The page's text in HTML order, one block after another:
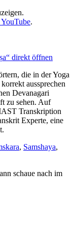
.
direkt öffnen
die in der Yoga
aussprechen
Devanagari
zu sehen. Auf
Transkription
Experte, eine
, Samshaya,
schaue nach im